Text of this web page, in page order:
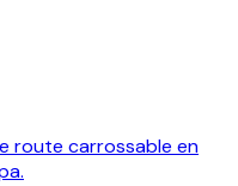
route carrossable en